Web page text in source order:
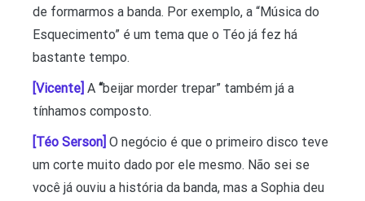
de formarmos a banda. Por exemplo, a “Música do
Esquecimento” é um tema que o Téo já fez há
bastante tempo.
[Vicente] A “beijar morder trepar” também já a
tínhamos composto.
[Téo Serson] O negócio é que o primeiro disco teve
um corte muito dado por ele mesmo. Não sei se
você já ouviu a história da banda, mas a Sophia deu